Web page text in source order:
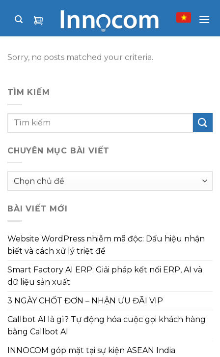
Sorry, no posts matched your criteria.
TÌM KIẾM
CHUYÊN MỤC BÀI VIẾT
Chuyên
viết
BÀI VIẾT MỚI
Website WordPress nhiễm mã độc: Dấu hiệu nhận
biết và cách xử lý triệt để
Smart Factory AI ERP: Giải pháp kết nối ERP, AI và
dữ liệu sản xuất
3 NGÀY CHỐT ĐƠN – NHẬN ƯU ĐÃI VIP
Callbot AI là gì? Tự động hóa cuộc gọi khách hàng
bằng Callbot AI
INNOCOM góp mặt tại sự kiện ASEAN India